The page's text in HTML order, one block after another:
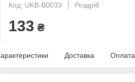
Код: UKB-B0033
Роздріб
133 ₴
Доставка Оплата